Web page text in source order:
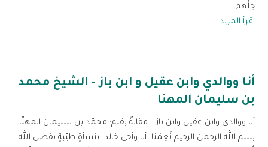
حِلِّهم...
اقرأ المزيد
أنا ووالدي وابن عقيل و ابن باز – الشيخ محمد
بن سليمان المهنا
أنا ووالدي وابن عقيل وابن باز – مقالةٌ بقلم: محمّد بن سليمان المهنّا
بسم الله الرحمن الرحيم نَعِمْنا -أنا وأخي خالد- بنشأةٍ طيّبةٍ بفضل الله